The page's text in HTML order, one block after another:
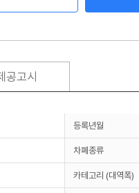
공고시
등록년월
차폐종류
카테고리 (대역폭)